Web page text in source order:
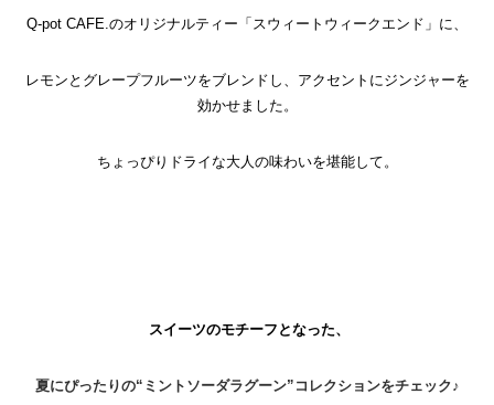
Q-pot CAFE.のオリジナルティー「スウィートウィークエンド」に、
レモンとグレープフルーツをブレンドし、アクセントにジンジャーを
効かせました。
ちょっぴりドライな大人の味わいを堪能して。
スイーツのモチーフとなった、
夏にぴったりの“ミントソーダラグーン”コレクションをチェック♪